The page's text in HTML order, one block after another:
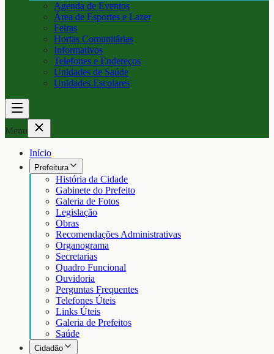
Agenda de Eventos
Área de Esportes e Lazer
Feiras
Hortas Comunitárias
Informativos
Telefones e Endereços
Unidades de Saúde
Unidades Escolares
Menu
Início
Prefeitura
História da Cidade
Gabinete do Prefeito
Galeria de Fotos
Legislação
Obras
Recomendações Administrativas
Organograma
Secretarias
Quadro Funcional
Ouvidoria
Perguntas Frequentes
Telefones Úteis
Links Úteis
Galeria de Prefeitos
Saúde
Cidadão